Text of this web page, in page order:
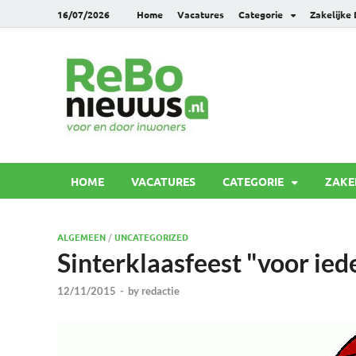
16/07/2026 Home Vacatures Categorie Zakelijke
HOME VACATURES CATEGORIE
ALGEMEEN /UNCATEGORIZED
Sinterklaasfeest "voor
12/11/2015 - by redactie